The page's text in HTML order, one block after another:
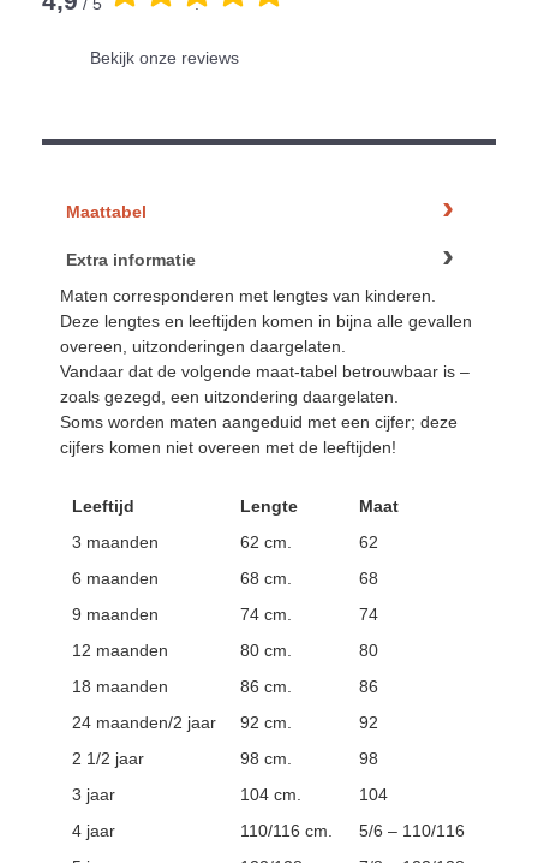
Bekijk onze reviews
Maattabel
Extra informatie
Maten corresponderen met lengtes van kinderen.
Deze lengtes en leeftijden komen in bijna alle gevallen
overeen, uitzonderingen daargelaten.
Vandaar dat de volgende maat-tabel betrouwbaar is –
zoals gezegd, een uitzondering daargelaten.
Soms worden maten aangeduid met een cijfer; deze
cijfers komen niet overeen met de leeftijden!
Leeftijd Lengte
Maat
3 maanden
62 cm.
62
6 maanden
68 cm.
68
9 maanden
74 cm.
74
12 maanden
80 cm.
80
18 maanden
86 cm.
86
24 maanden/2 jaar
92 cm.
92
2 1/2 jaar
98 cm.
98
3 jaar
104 cm.
104
4 jaar
110/116 cm.
5/6 – 110/116